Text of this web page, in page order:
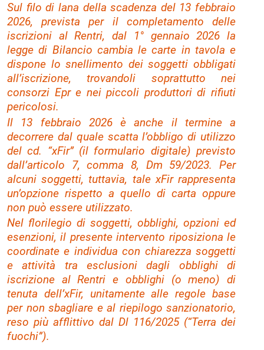
Sul filo di lana della scadenza del 13 febbraio
2026, prevista per il completamento delle
iscrizioni al Rentri, dal 1° gennaio 2026 la
legge di Bilancio cambia le carte in tavola e
dispone lo snellimento dei soggetti obbligati
all’iscrizione, trovandoli soprattutto nei
consorzi Epr e nei piccoli produttori di rifiuti
pericolosi.
Il 13 febbraio 2026 è anche il termine a
decorrere dal quale scatta l’obbligo di utilizzo
del cd. “xFir” (il formulario digitale) previsto
dall’articolo 7, comma 8, Dm 59/2023. Per
alcuni soggetti, tuttavia, tale xFir rappresenta
un’opzione rispetto a quello di carta oppure
non può essere utilizzato.
Nel florilegio di soggetti, obblighi, opzioni ed
esenzioni, il presente intervento riposiziona le
coordinate e individua con chiarezza soggetti
e attività tra esclusioni dagli obblighi di
iscrizione al Rentri e obblighi (o meno) di
tenuta dell’xFir, unitamente alle regole base
per non sbagliare e al riepilogo sanzionatorio,
reso più afflittivo dal Dl 116/2025 (“Terra dei
fuochi”).